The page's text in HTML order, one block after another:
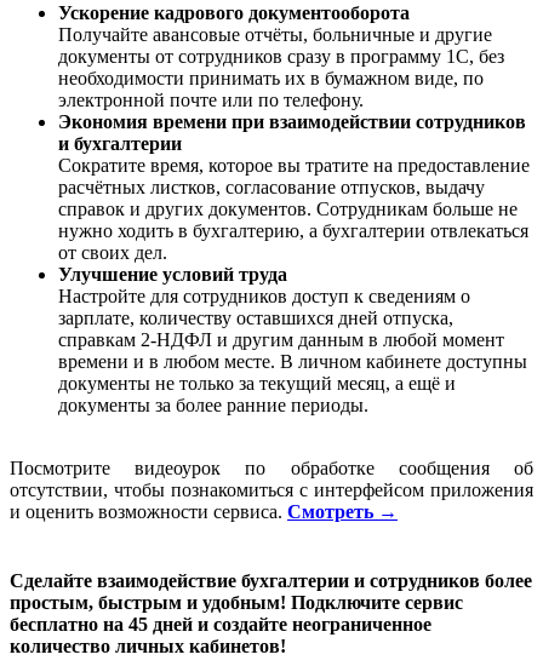
Ускорение кадрового документооборота
Получайте авансовые отчёты, больничные и другие
документы от сотрудников сразу в программу 1С, без
необходимости принимать их в бумажном виде, по
электронной почте или по телефону.
Экономия времени при взаимодействии сотрудников
и бухгалтерии
Сократите время, которое вы тратите на предоставление
расчётных листков, согласование отпусков, выдачу
справок и других документов. Сотрудникам больше не
нужно ходить в бухгалтерию, а бухгалтерии отвлекаться
от своих дел.
Улучшение условий труда
Настройте для сотрудников доступ к сведениям о
зарплате, количеству оставшихся дней отпуска,
справкам 2-НДФЛ и другим данным в любой момент
времени и в любом месте. В личном кабинете доступны
документы не только за текущий месяц, а ещё и
документы за более ранние периоды.
Посмотрите видеоурок по обработке сообщения об
отсутствии, чтобы познакомиться с интерфейсом приложения
и оценить возможности сервиса. Смотреть →
Сделайте взаимодействие бухгалтерии и сотрудников более
простым, быстрым и удобным! Подключите сервис
бесплатно на 45 дней и создайте неограниченное
количество личных кабинетов!